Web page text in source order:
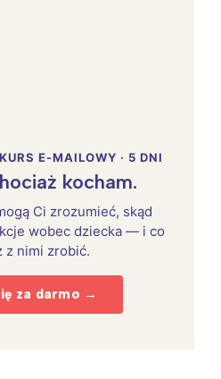
E-MAILOWY · 5 DNI
kocham.
Ci zrozumieć, skąd
wobec dziecka — i co
z nimi zrobić.
za darmo →